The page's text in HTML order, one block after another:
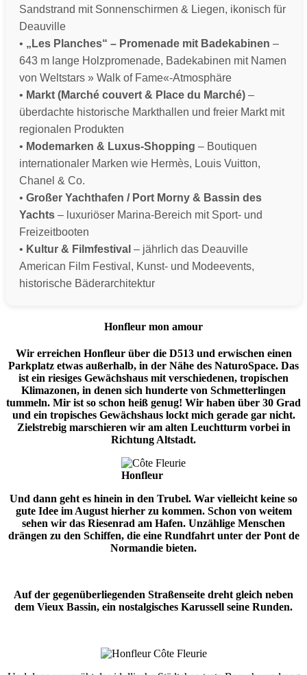
Sandstrand mit Sonnenschirmen & Liegen, ikonisch für
Deauville
• „Les Planches“ – Promenade mit Badekabinen –
643 m lange Holzpromenade, Badekabinen mit Namen
von Weltstars » Walk of Fame«-Atmosphäre
• Markt (Marché couvert & Place du Marché) –
überdachte historische Markthallen und freier Markt mit
regionalen Produkten
• Modemarken & Luxus-Shopping – Boutiquen
internationaler Marken wie Hermès, Louis Vuitton,
Chanel & Co.
• Großer Yachthafen / Port Morny & Bassin des
Yachts – luxuriöser Marina-Bereich mit Sport- und
Freizeitbooten
• Kultur & Filmfestival – jährlich das Deauville
American Film Festival, Kunst- und Modeevents,
historische Bäderarchitektur
Honfleur mon amour
Wir erreichen Honfleur über die D513 und erwischen einen
Parkplatz etwas außerhalb, in der Nähe des NaturoSpace. Das
ist ein riesiges Gewächshaus mit verschiedenen, tropischen
Klimazonen, in denen sich hunderte von Schmetterlingen
tummeln. Mir ist so schon heiß genug! Wir haben über 30 Grad
und ein tropisches Gewächshaus lockt mich gerade gar nicht.
Zielstrebig marschieren wir am alten Leuchtturm vorbei in
Richtung Altstadt.
Honfleur
Und dann geht es hinein in den Trubel. War vielleicht keine so
gute Idee im August hierher zu kommen. Schon von weitem
sehen wir das Riesenrad am Hafen. Unzählige Menschen
drängen zu den Schiffen, die eine Rundfahrt unter der Pont de
Normandie bieten.
Auf der gegenüberliegenden Straßenseite dreht gleich neben
dem Vieux Bassin, ein nostalgisches Karussell seine Runden.